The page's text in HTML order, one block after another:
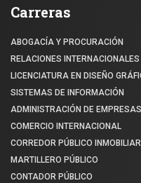
Carreras
ABOGACÍA Y PROCURACIÓN
RELACIONES INTERNACIONALES
LICENCIATURA EN DISEÑO
SISTEMAS DE INFORMACIÓN
ADMINISTRACIÓN DE EMPRESAS
COMERCIO INTERNACIONAL
CORREDOR PÚBLICO
MARTILLERO PÚBLICO
CONTADOR PÚBLICO